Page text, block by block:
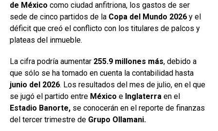
de México como ciudad anfitriona, los gastos de ser
sede de cinco partidos de la Copa del Mundo 2026 y el
déficit que creó el conflicto con los titulares de palcos y
plateas del inmueble.
La cifra podría aumentar 255.9 millones más, debido a
que sólo se ha tomado en cuenta la contabilidad hasta
junio del 2026. Los resultados del mes de julio, en el que
se jugó el partido entre México e Inglaterra en el
Estadio Banorte, se conocerán en el reporte de finanzas
del tercer trimestre de Grupo Ollamani.